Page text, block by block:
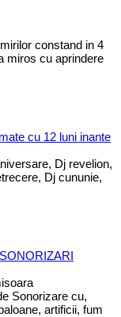
constand in 4
miros cu aprindere
cu 12 luni inante
Dj revelion,
Dj cununie,
Sonorizare cu,
artificii, fum